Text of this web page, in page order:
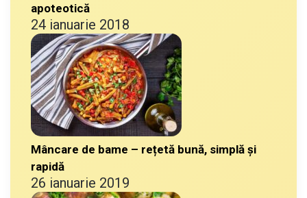
apoteotică
24 ianuarie 2018
Mâncare de bame – rețetă bună, simplă și
rapidă
26 ianuarie 2019